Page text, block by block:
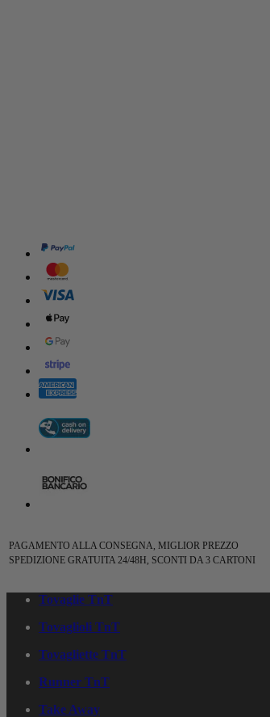
PAGAMENTO ALLA CONSEGNA, MIGLIOR PREZZO
SPEDIZIONE GRATUITA 24/48H, SCONTI DA 3 CARTONI
Tovaglie TnT
Tovaglioli TnT
Tovagliette TnT
Runner TnT
Take Away